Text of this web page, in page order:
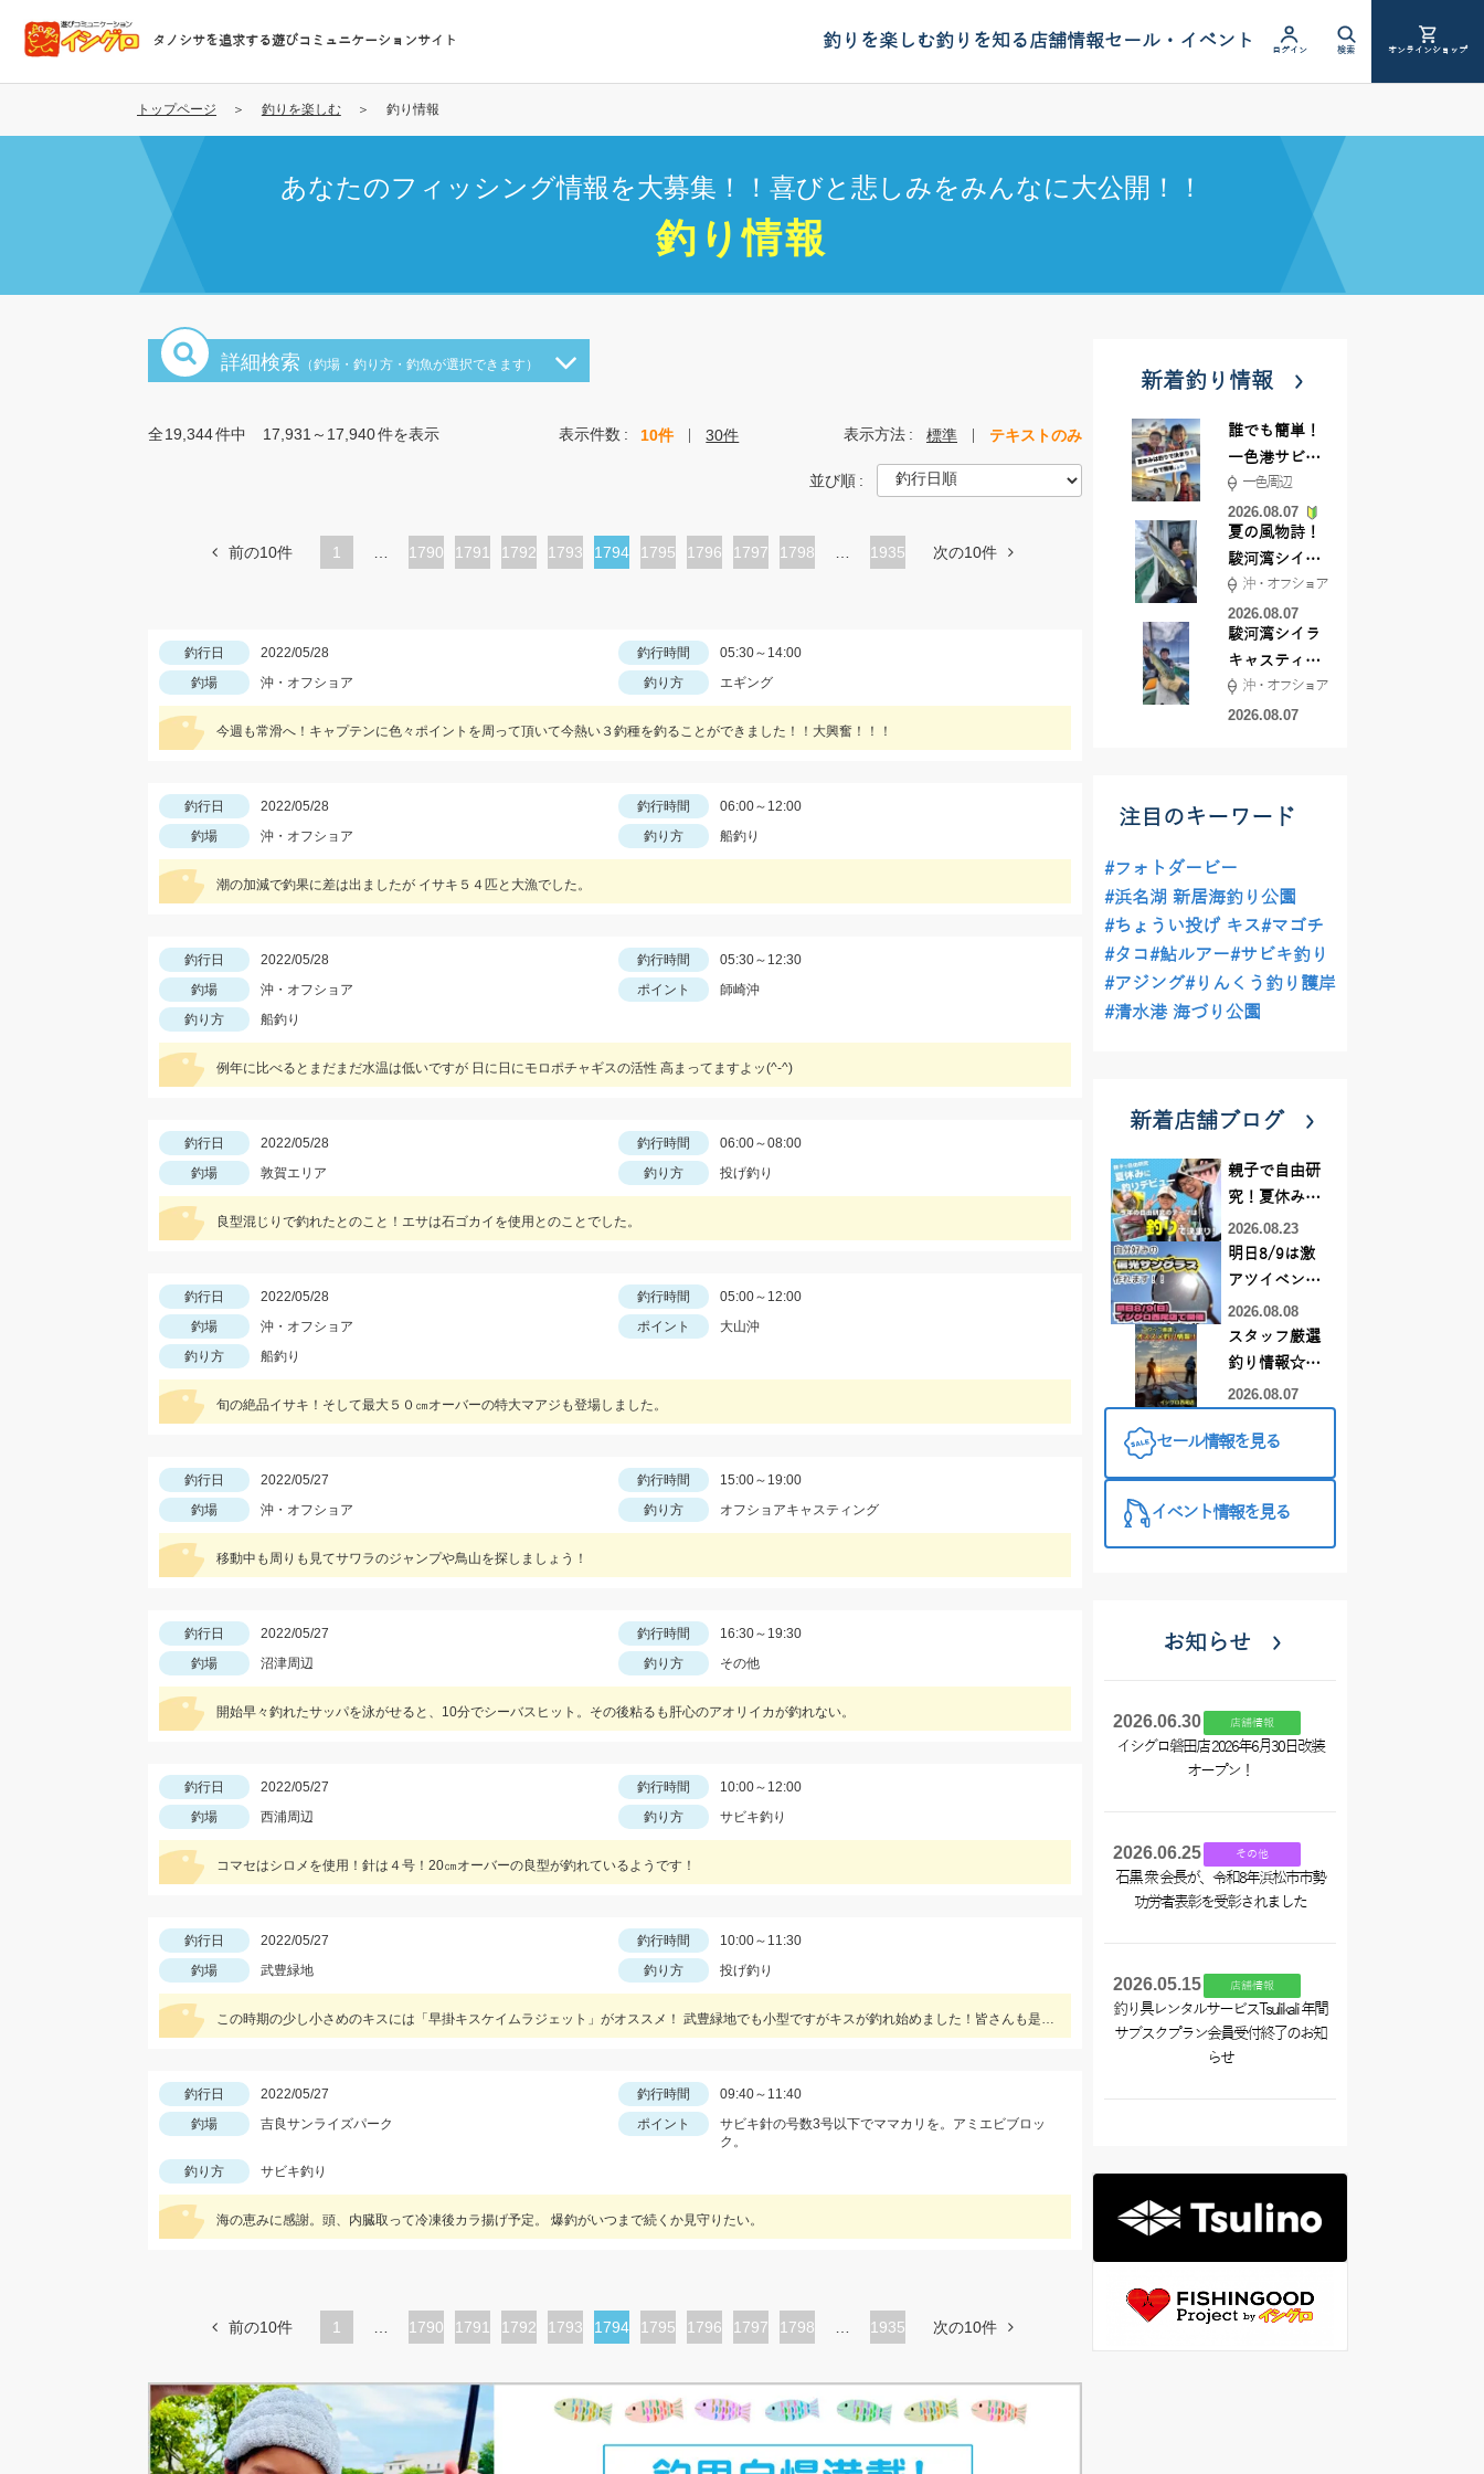
コ
テ
タノシサを追求する遊びコミュニケーションサイト 釣りを楽しむ釣りを知る店舗情報セール・イベント ログイン 検索 オンラインショップ
トップページ 釣りを楽しむ 釣り情報
あなたのフィッシング情報を大募集！！喜びと悲しみをみんなに大公開！！
釣り情報
詳細検索 （釣場・釣り方・釣魚が選択できます）
全19,344件中 17,931～17,940件を表示 表示件数 10件 30件 表示方法 標準 テキストのみ
並び順
前の10件 1
ペ
1790
ペ
1791
ペ
1792
ペ
1793
カ
ジ
1794
ペ
1795
ペ
1796
ペ
1797
ペ
1798 1935 次の10件
釣行日 2022/05/28 釣行時間
05:30～14:00
釣場
沖・オフショア 釣り方 エギング
今週も常滑へ！キャプテンに色々ポイントを周って頂いて今熱い３釣種を釣ることができました！！大興奮！！！
釣行日 2022/05/28 釣行時間
06:00～12:00
釣場
沖・オフショア 釣り方 船釣り
潮の加減で釣果に差は出ましたが イサキ５４匹と大漁でした。
釣行日 2022/05/28 釣行時間
05:30～12:30
釣場
沖・オフショア ポイント
師崎沖
釣り方
船釣り
例年に比べるとまだまだ水温は低いですが 日に日にモロポチャギスの活性 高まってますよッ(^-^)
釣行日 2022/05/28 釣行時間
06:00～08:00
釣場
敦賀エリア 釣り方 投げ釣り
良型混じりで釣れたとのこと！エサは石ゴカイを使用とのことでした。
釣行日 2022/05/28 釣行時間
05:00～12:00
釣場
沖・オフショア ポイント
大山沖
釣り方
船釣り
旬の絶品イサキ！そして最大５０㎝オーバーの特大マアジも登場しました。
釣行日 2022/05/27 釣行時間
15:00～19:00
釣場
沖・オフショア 釣り方 オフショアキャスティング
移動中も周りも見てサワラのジャンプや鳥山を探しましょう！
釣行日 2022/05/27 釣行時間
16:30～19:30
釣場
沼津周辺 釣り方 その他
開始早々釣れたサッパを泳がせると、10分でシーバスヒット。その後粘るも肝心のアオリイカが釣れない。
釣行日 2022/05/27 釣行時間
10:00～12:00
釣場
西浦周辺 釣り方 サビキ釣り
コマセはシロメを使用！針は４号！20㎝オーバーの良型が釣れているようです！
釣行日 2022/05/27 釣行時間
10:00～11:30
釣場
武豊緑地 釣り方 投げ釣り
この時期の少し小さめのキスには「早掛キスケイムラジェット」がオススメ！ 武豊緑地でも小型ですがキスが釣れ始めました！皆さんも是非、チャレンジしてみてください！！
釣行日 2022/05/27 釣行時間
09:40～11:40
釣場
吉良サンライズパーク ポイント
サビキ針の号数3号以下でママカリを。アミエビブロッ
ク。
釣り方
サビキ釣り
海の恵みに感謝。頭、内臓取って冷凍後カラ揚げ予定。 爆釣がいつまで続くか見守りたい。
前の10件 1
ペ
1790
ペ
ジ
1791
ペ
1792
ペ
1793
カ
ト
1794
ペ
1795
ペ
1796
ペ
1797
ペ
1798 1935 次の10件
新着釣り情報
誰でも簡単！
一色港サビキ
＆ちょい投げ
一色周辺
2026.08.07
夏の風物詩！
駿河湾シイラ
キャスティン
グ行ってきま
した！！
沖・オフショア
2026.08.07
駿河湾シイラ
キャスティン
グ行ってきま
した！
沖・オフショア
2026.08.07
注目のキーワード
#フォトダービー
#浜名湖 新居海釣り公園
#ちょうい投げ キス#マゴチ
#タコ#鮎ルアー#サビキ釣り
#アジング#りんくう釣り護岸
#清水港 海づり公園
新着店舗ブログ
親子で自由研
究！夏休みに
釣りデビュー
2026.08.23
明日8/9は激
アツイベント
日！！！～オ
ーダー偏光グ
ラス受注会～
2026.08.08
スタッフ厳選
釣り情報☆彡
連休は何釣り
♪【イシグロ
2026.08.07
セール情報を見る
イベント情報を見る
お知らせ
2026.06.30 店舗情報
イシグロ磐田店 2026年6月30日改装
オープン！
2026.06.25 その他
石黒 衆 会長が、令和8年浜松市市勢
功労者表彰を受彰されました
2026.05.15 店舗情報
釣り具レンタルサービスTsulikali 年間
サブスクプラン会員受付終了のお知
らせ